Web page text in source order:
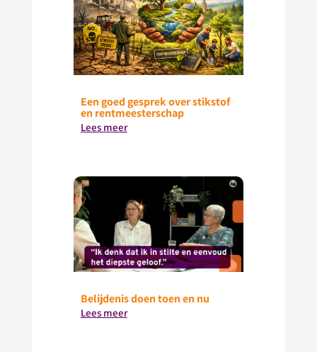
Een goed gesprek over stikstof
en rentmeesterschap
Lees meer
Belijdenis doen toen en nu
Lees meer